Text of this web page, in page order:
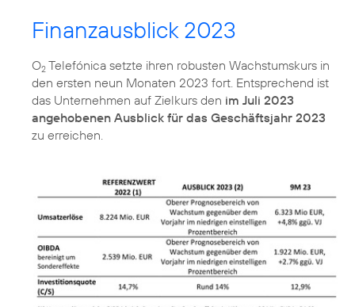
Finanzausblick 2023
O2 Telefónica setzte ihren robusten Wachstumskurs in
den ersten neun Monaten 2023 fort. Entsprechend ist
das Unternehmen auf Zielkurs den im Juli 2023
angehobenen Ausblick für das Geschäftsjahr 2023
zu erreichen.